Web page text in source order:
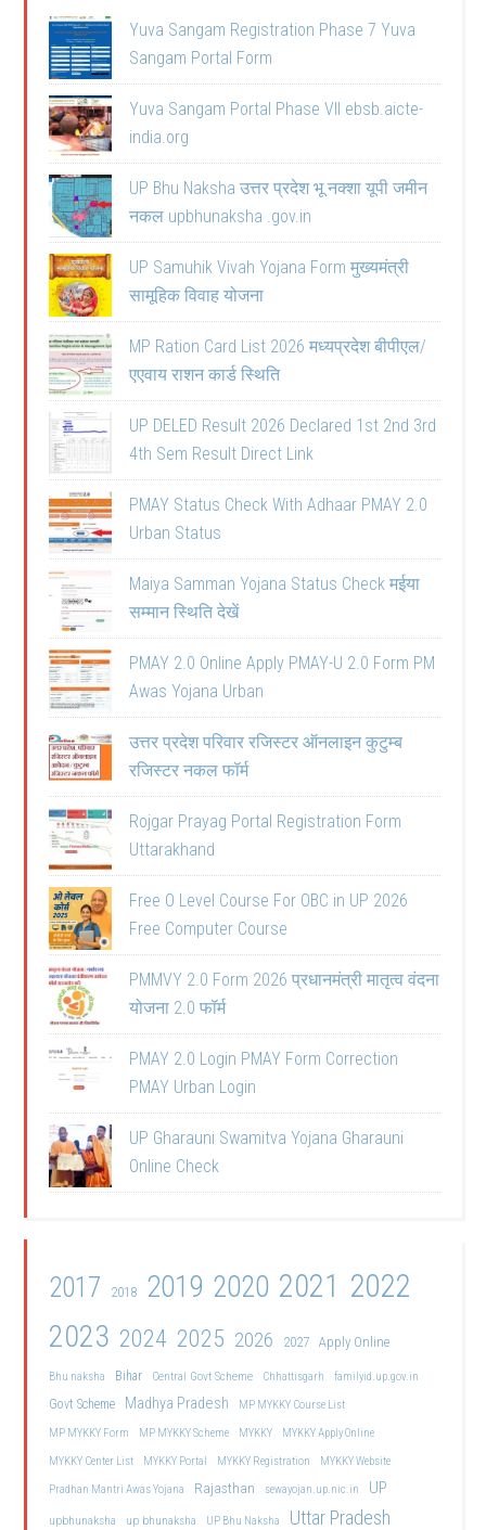
Yuva Sangam Registration Phase 7 Yuva
Sangam Portal Form
Yuva Sangam Portal Phase VII ebsb.aicte-
india.org
UP Bhu Naksha उत्तर प्रदेश भू नक्शा यूपी जमीन
नकल upbhunaksha .gov.in
UP Samuhik Vivah Yojana Form मुख्यमंत्री
सामूहिक विवाह योजना
MP Ration Card List 2026 मध्यप्रदेश बीपीएल/
एएवाय राशन कार्ड स्थिति
UP DELED Result 2026 Declared 1st 2nd 3rd
4th Sem Result Direct Link
PMAY Status Check With Adhaar PMAY 2.0
Urban Status
Maiya Samman Yojana Status Check मईया
सम्मान स्थिति देखें
PMAY 2.0 Online Apply PMAY-U 2.0 Form PM
Awas Yojana Urban
उत्तर प्रदेश परिवार रजिस्टर ऑनलाइन कुटुम्ब
रजिस्टर नकल फॉर्म
Rojgar Prayag Portal Registration Form
Uttarakhand
Free O Level Course For OBC in UP 2026
Free Computer Course
PMMVY 2.0 Form 2026 प्रधानमंत्री मातृत्व वंदना
योजना 2.0 फॉर्म
PMAY 2.0 Login PMAY Form Correction
PMAY Urban Login
UP Gharauni Swamitva Yojana Gharauni
Online Check
2017 2018 2019 2020 2021 2022
2023 2024 2025 2026 2027 Apply Online
Bhu naksha Bihar Central Govt Scheme Chhattisgarh familyid.up.gov.in
Govt Scheme Madhya Pradesh
MP MYKKY Course List
MP MYKKY Form
MP MYKKY Scheme MYKKY
MYKKY Apply Online
MYKKY Center List
MYKKY Portal MYKKY Registration
MYKKY Website
Pradhan Mantri Awas Yojana
Rajasthan sewayojan.up.nic.in UP
upbhunaksha up bhunaksha UP Bhu Naksha Uttar Pradesh